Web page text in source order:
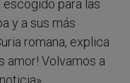
para las
y a sus más
romana, explica
amor! Volvamos a